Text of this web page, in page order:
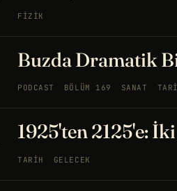
FIZIK
Buzda Dramatik
PODCAST BÖLÜM 169 SANAT
1925'ten 2125'e:
TARIH GELECEK